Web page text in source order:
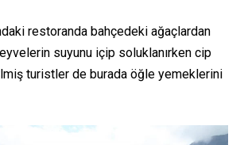
restoranda bahçedeki ağaçlardan
suyunu içip soluklanırken cip
turistler de burada öğle yemeklerini